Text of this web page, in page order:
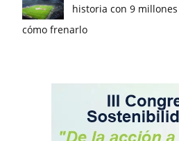
historia con 9
cómo frenarlo